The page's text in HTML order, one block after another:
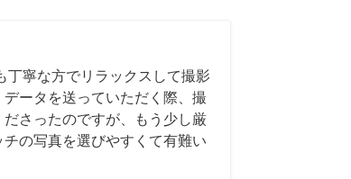
丁寧な方でリラックスして撮影
ータを送っていただく際、撮
さったのですが、もう少し厳
の写真を選びやすくて有難い